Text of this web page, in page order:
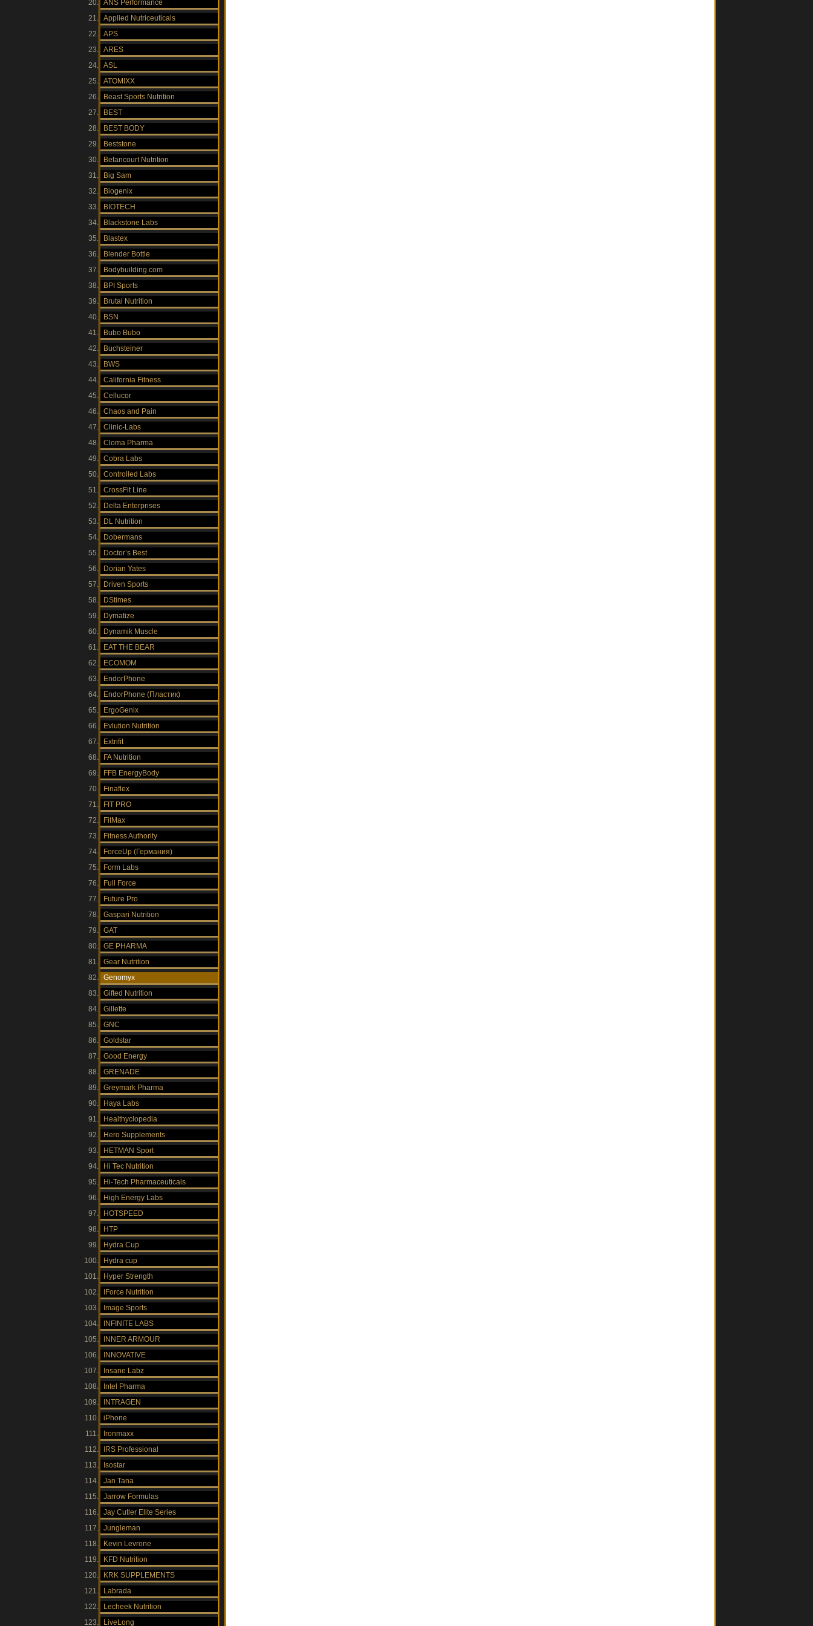
ANS Performance
Applied Nutriceuticals
APS
ARES
ASL
ATOMIXX
Beast Sports Nutrition
BEST
BEST BODY
Beststone
Betancourt Nutrition
Big Sam
Biogenix
BIOTECH
Blackstone Labs
Blastex
Blender Bottle
Bodybuilding.com
BPI Sports
Brutal Nutrition
BSN
Bubo Bubo
Buchsteiner
BWS
California Fitness
Cellucor
Chaos and Pain
Clinic-Labs
Cloma Pharma
Cobra Labs
Controlled Labs
CrossFit Line
Delta Enterprises
DL Nutrition
Dobermans
Doctor’s Best
Dorian Yates
Driven Sports
DStimes
Dymatize
Dynamik Muscle
EAT THE BEAR
ECOMOM
EndorPhone
EndorPhone (Пластик)
ErgoGenix
Evlution Nutrition
Extrifit
FA Nutrition
FFB EnergyBody
Finaflex
FIT PRO
FitMax
Fitness Authority
ForceUp (Германия)
Form Labs
Full Force
Future Pro
Gaspari Nutrition
GAT
GE PHARMA
Gear Nutrition
Genomyx
Gifted Nutrition
Gillette
GNC
Goldstar
Good Energy
GRENADE
Greymark Pharma
Haya Labs
Healthyclopedia
Hero Supplements
HETMAN Sport
Hi Tec Nutrition
Hi-Tech Pharmaceuticals
High Energy Labs
HOTSPEED
HTP
Hydra Cup
Hydra cup
Hyper Strength
IForce Nutrition
Image Sports
INFINITE LABS
INNER ARMOUR
INNOVATIVE
Insane Labz
Intel Pharma
INTRAGEN
iPhone
Ironmaxx
IRS Professional
Isostar
Jan Tana
Jarrow Formulas
Jay Cutler Elite Series
Jungleman
Kevin Levrone
KFD Nutrition
KRK SUPPLEMENTS
Labrada
Lecheek Nutrition
LiveLong